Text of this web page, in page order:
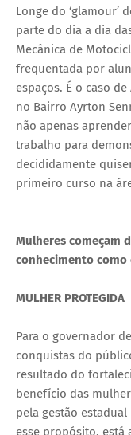
Longe do ‘glamour’
parte do dia a dia
Mecânica de
frequentada por
espaços. É o caso
no Bairro Ayrton
não apenas
trabalho para
decididamente
primeiro curso na
Mulheres começam
conhecimento como
MULHER PROTEGIDA
Para o governador
conquistas do
resultado do
benefício das
pela gestão
esse propósito, está